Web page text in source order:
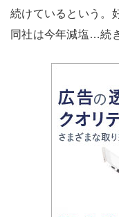
続けているという。
同社は今年減塩…続